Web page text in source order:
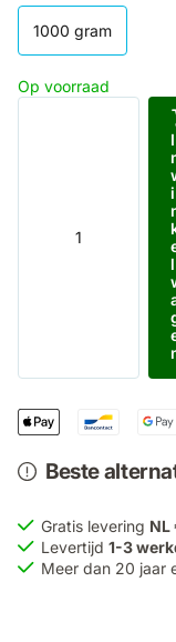
1000 gram
Op voorraad
I
i
l
Beste
Gratis levering NL
Levertijd 1-3
Meer dan 20 jaar